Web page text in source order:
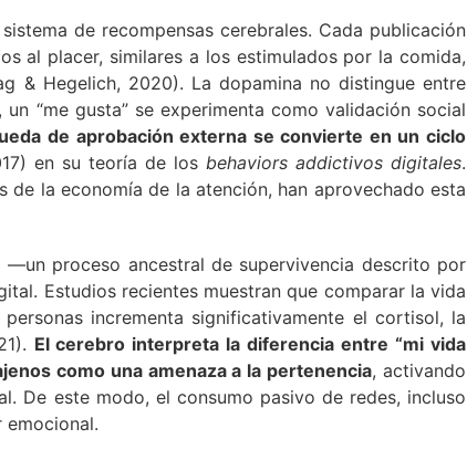
de recompensas cerebrales. Cada publicación
al placer, similares a los estimulados por la comida,
& Hegelich, 2020). La dopamina no distingue entre
“me gusta” se experimenta como validación social
de aprobación externa se convierte en un ciclo
en su teoría de los behaviors addictivos digitales.
de la economía de la atención, han aprovechado esta
proceso ancestral de supervivencia descrito por
Estudios recientes muestran que comparar la vida
incrementa significativamente el cortisol, la
El cerebro interpreta la diferencia entre “mi vida
como una amenaza a la pertenencia, activando
De este modo, el consumo pasivo de redes, incluso
emocional.